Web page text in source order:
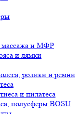
массажа и МФР
и лямки
ролики и ремни
и пилатеса
полусферы BOSU